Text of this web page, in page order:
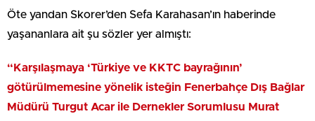
Öte yandan Skorer’den Sefa Karahasan’ın haberinde
yaşananlara ait şu sözler yer almıştı:
“Karşılaşmaya ‘Türkiye ve KKTC bayrağının’
götürülmemesine yönelik isteğin Fenerbahçe Dış Bağlar
Müdürü Turgut Acar ile Dernekler Sorumlusu Murat